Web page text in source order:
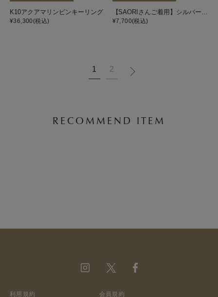
K10アクアマリンピンキーリング
¥36,300(税込) ¥7,700(税込)
1 2
RECOMMEND ITEM
利用規約 会員規約